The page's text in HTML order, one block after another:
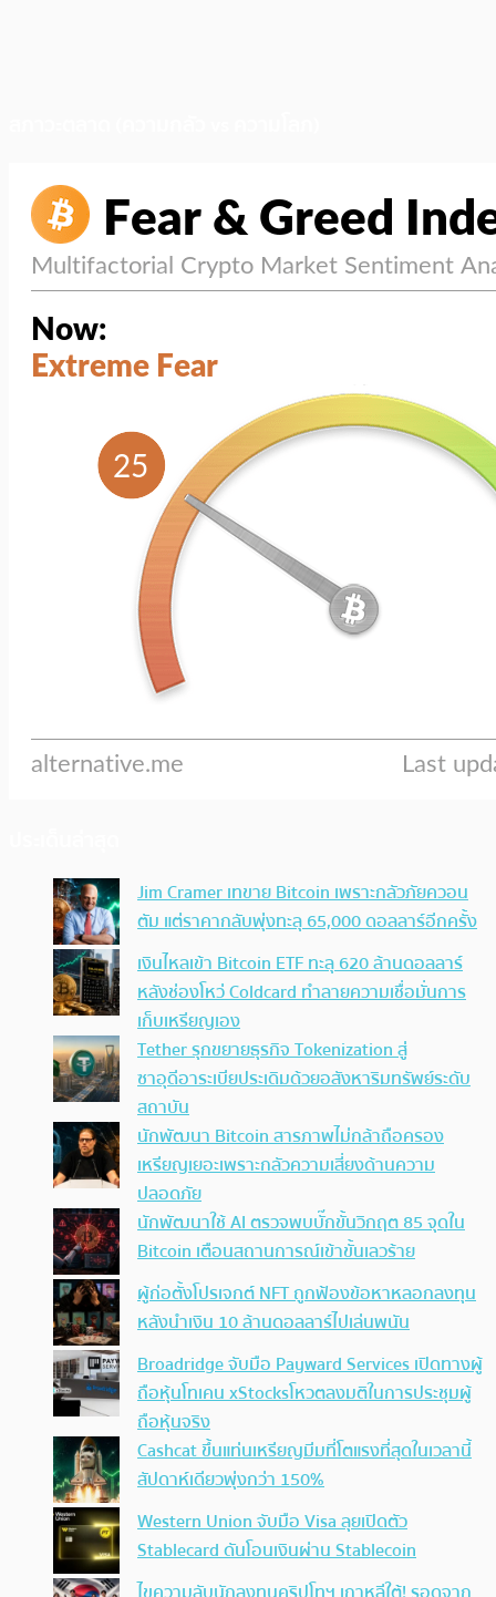
Jim Cramer เทขาย Bitcoin เพราะกลัวภัยควอน
ตัม แต่ราคากลับพุ่งทะลุ 65,000 ดอลลาร์อีกครั้ง
เงินไหลเข้า Bitcoin ETF ทะลุ 620 ล้านดอลลาร์
หลังช่องโหว่ Coldcard ทำลายความเชื่อมั่นการ
เก็บเหรียญเอง
Tether รุกขยายธุรกิจ Tokenization สู่
ซาอุดีอาระเบียประเดิมด้วยอสังหาริมทรัพย์ระดับ
สถาบัน
นักพัฒนา Bitcoin สารภาพไม่กล้าถือครอง
เหรียญเยอะเพราะกลัวความเสี่ยงด้านความ
ปลอดภัย
นักพัฒนาใช้ AI ตรวจพบบั๊กขั้นวิกฤต 85 จุดใน
Bitcoin เตือนสถานการณ์เข้าขั้นเลวร้าย
ผู้ก่อตั้งโปรเจกต์ NFT ถูกฟ้องข้อหาหลอกลงทุน
หลังนำเงิน 10 ล้านดอลลาร์ไปเล่นพนัน
Broadridge จับมือ Payward Services เปิดทางผู้
ถือหุ้นโทเคน xStocksโหวตลงมติในการประชุมผู้
ถือหุ้นจริง
Cashcat ขึ้นแท่นเหรียญมีมที่โตแรงที่สุดในเวลานี้
สัปดาห์เดียวพุ่งกว่า 150%
Western Union จับมือ Visa ลุยเปิดตัว
Stablecard ดันโอนเงินผ่าน Stablecoin